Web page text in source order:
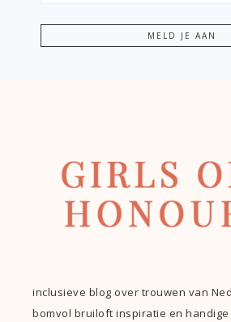
inclusieve blog over trouwen van
bomvol bruiloft inspiratie en handige